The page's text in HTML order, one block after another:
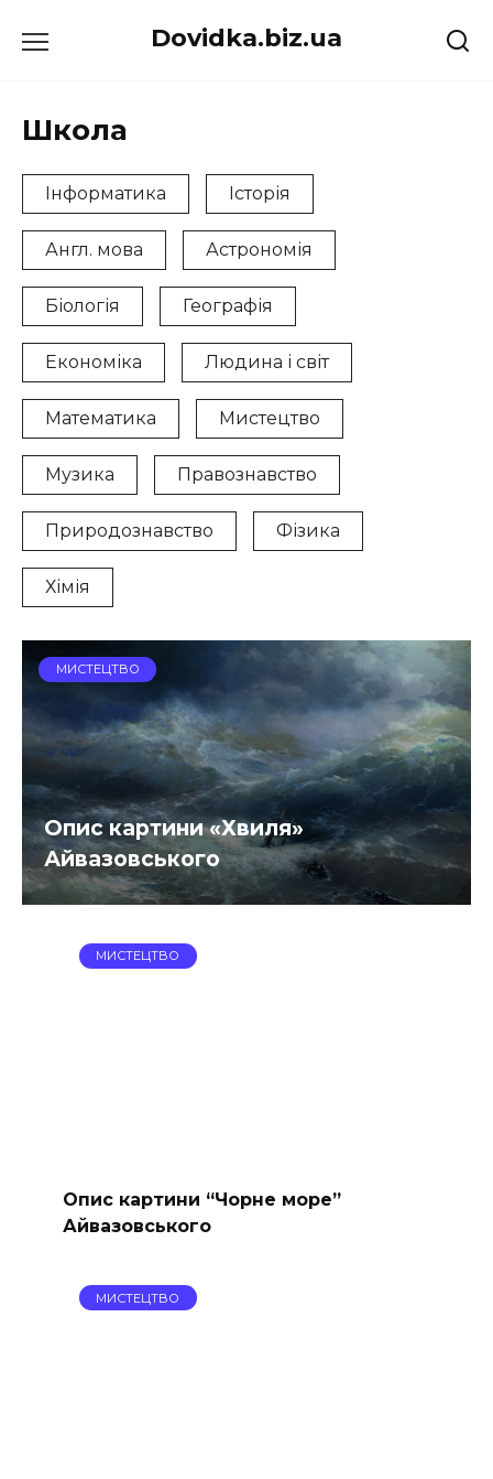
до
Dovidka.biz.ua
Школа
Інформатика Історія
Англ. мова Астрономія
Біологія Географія
Економіка Людина і світ
Математика Мистецтво
Музика Правознавство
Природознавство Фізика
Хімія
МИСТЕЦТВО
Опис картини «Хвиля»
Айвазовського
МИСТЕЦТВО
Опис картини “Чорне море”
Айвазовського
МИСТЕЦТВО